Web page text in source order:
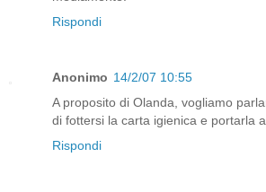
Rispondi
Anonimo 14/2/07 10:55
A proposito di Olanda, vogliamo
di fottersi la carta igienica e portarla
Rispondi